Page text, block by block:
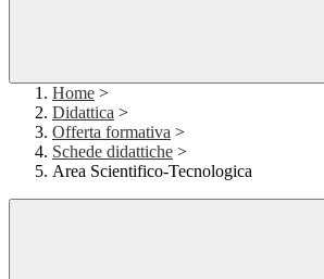
Home >
Didattica >
Offerta formativa >
Schede didattiche >
Area Scientifico-Tecnologica